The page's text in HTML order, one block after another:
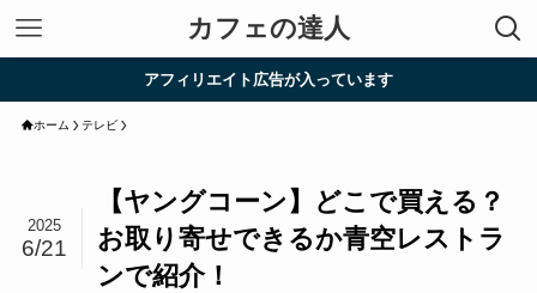
カフェの達人
アフィリエイト広告が入っています
ホーム テレビ
【ヤングコーン】どこで買える？
お取り寄せできるか青空レストラ
ンで紹介！
2025
6/21